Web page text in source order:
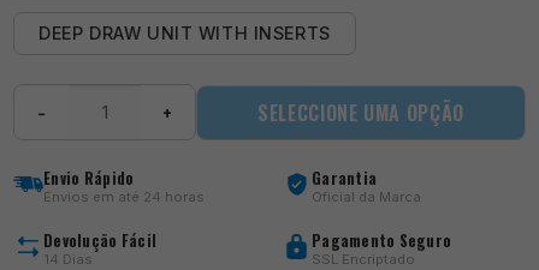
DEEP DRAW UNIT WITH INSERTS
Unit
With
− + SELECCIONE UMA OPÇÃO
Envio Rápido
Envios em até 24 horas
Garantia
Oficial da Marca
Devolução Fácil
14 Dias
Pagamento Seguro
SSL Encriptado